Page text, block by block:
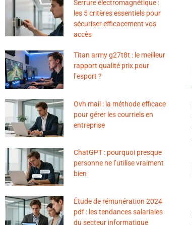
Serrure électromagnétique :
les 5 critères essentiels pour
sécuriser efficacement vos
accès
Titan army g27t8t : le meilleur
rapport qualité prix pour
l’esport ?
Ovh mail : la méthode efficace
pour gérer les courriels en
entreprise
ChatGPT : pourquoi presque
personne ne l’utilise vraiment
bien
Étude de rémunération 2024
pdf : les tendances salariales
du secteur informatique